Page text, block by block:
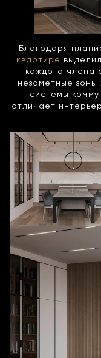
Благодаря
квартире
каждого члена
незаметные
системы
отличает